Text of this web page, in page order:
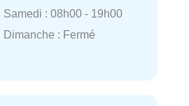
Samedi : 08h00 - 19h00
Dimanche : Fermé